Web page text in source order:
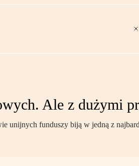
Ale z dużymi
unijnych funduszy biją w jedną z